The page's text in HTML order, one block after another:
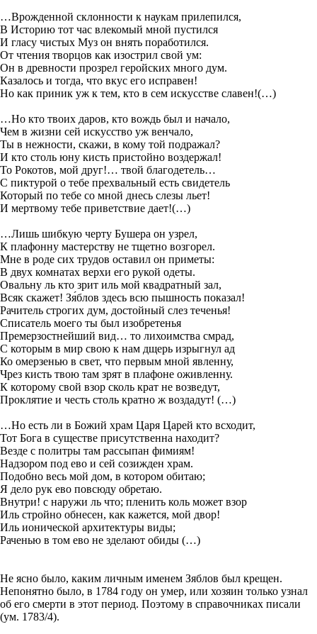
…Врожденной склонности к наукам прилепился,
В Историю тот час влекомый мной пустился
И гласу чистых Муз он внять поработился.
От чтения творцов как изострил свой ум:
Он в древности прозрел геройских много дум.
Казалось и тогда, что вкус его исправен!
Но как приник уж к тем, кто в сем искусстве славен!(…)
…Но кто твоих даров, кто вождь был и начало,
Чем в жизни сей искусство уж венчало,
Ты в нежности, скажи, в кому той подражал?
И кто столь юну кисть пристойно воздержал!
То Рокотов, мой друг!… твой благодетель…
С пиктурой о тебе прехвальный есть свидетель
Который по тебе со мной днесь слезы льет!
И мертвому тебе приветствие дает!(…)
…Лишь шибкую черту Бушера он узрел,
К плафонну мастерству не тщетно возгорел.
Мне в роде сих трудов оставил он приметы:
В двух комнатах верхи его рукой одеты.
Овальну ль кто зрит иль мой квадратный зал,
Всяк скажет! Зя́блов здесь всю пышность показал!
Рачитель строгих дум, достойный слез теченья!
Списатель моего ты был изобретенья
Премерзостнейший вид… то лихоимства смрад,
С которым в мир свою к нам дщерь изрыгнул ад
Ко омерзенью в свет, что первым мной явленну,
Чрез кисть твою там зрят в плафоне оживленну.
К которому свой взор сколь крат не возведут,
Проклятие и честь столь кратно ж воздадут! (…)
…Но есть ли в Божий храм Царя Царей кто всходит,
Тот Бога в существе присутственна находит?
Везде с политры там рассыпан фимиям!
Надзором под ево и сей созижден храм.
Подобно весь мой дом, в котором обитаю;
Я дело рук ево повсюду обретаю.
Внутри! с наружи ль что; пленить коль может взор
Иль стройно обнесен, как кажется, мой двор!
Иль ионической архитектуры виды;
Раченью в том ево не зделают обиды (…)
Не ясно было, каким личным именем Зяблов был крещен.
Непонятно было, в 1784 году он умер, или хозяин только узнал
об его смерти в этот период. Поэтому в справочниках писали
(ум. 1783/4).